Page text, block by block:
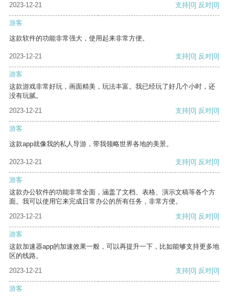
2023-12-21
支持[0] 反对[0]
游客
这款软件的功能非常强大，使用起来非常方便。
2023-12-21 支持[0] 反对[0]
游客
这款游戏非常好玩，画面精美，玩法丰富。我已经玩了好几个小时，还
没有玩腻。
2023-12-21
支持[0] 反对[0]
游客
这款app就像我的私人导游，带我领略世界各地的美景。
2023-12-21 支持[0] 反对[0]
游客
这款办公软件的功能非常全面，涵盖了文档、表格、演示文稿等各个方
面。我可以使用它来完成日常办公的所有任务，非常方便。
2023-12-21
支持[0] 反对[0]
游客
这款加速器app的加速效果一般，可以再提升一下，比如能够支持更多地
区的线路。
2023-12-21
支持[0] 反对[0]
游客